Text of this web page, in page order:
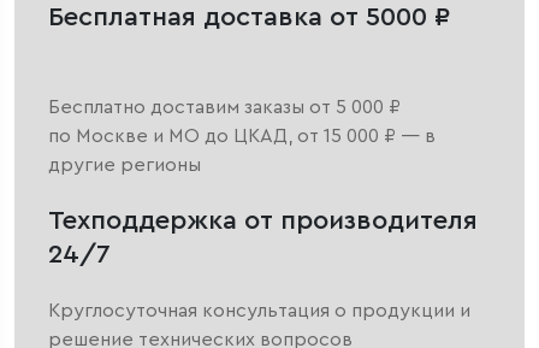
Бесплатная доставка от 5000 ₽
Бесплатно доставим заказы от 5 000 ₽
по Москве и МО до ЦКАД, от 15 000 ₽ — в
другие регионы
Техподдержка от производителя
24/7
Круглосуточная консультация о продукции и
решение технических вопросов